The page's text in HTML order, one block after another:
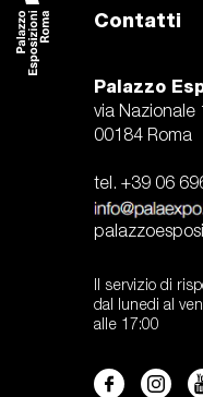
Contatti
Palazzo
via Nazionale
00184 Roma
tel. +39 06
Il servizio di
dal lunedi al
alle 17:00